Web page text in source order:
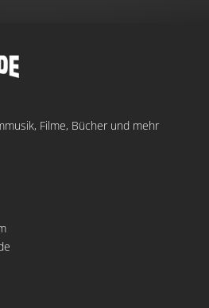
Filme, Bücher und mehr